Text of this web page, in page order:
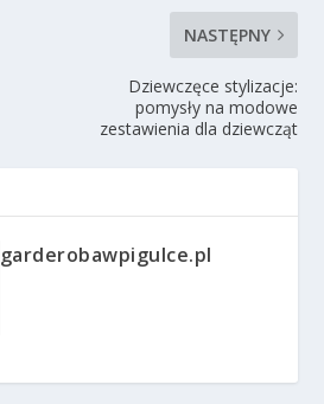
NASTĘPNY
Dziewczęce stylizacje:
pomysły na modowe
zestawienia dla dziewcząt
garderobawpigulce.pl